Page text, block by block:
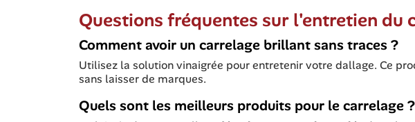
Questions fréquentes sur l'entretien du
Comment avoir un carrelage brillant sans traces ?
Utilisez la solution vinaigrée pour entretenir votre dallage. Ce
sans laisser de marques.
Quels sont les meilleurs produits pour le carrelage ?